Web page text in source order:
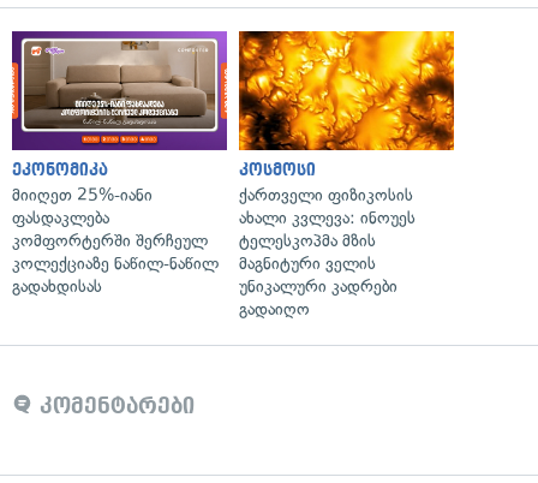
ეკონომიკა
მიიღეთ 25%-იანი
ფასდაკლება
კომფორტერში შერჩეულ
კოლექციაზე ნაწილ-ნაწილ
გადახდისას
კოსმოსი
ქართველი ფიზიკოსის
ახალი კვლევა: ინოუეს
ტელესკოპმა მზის
მაგნიტური ველის
უნიკალური კადრები
გადაიღო
კომენტარები